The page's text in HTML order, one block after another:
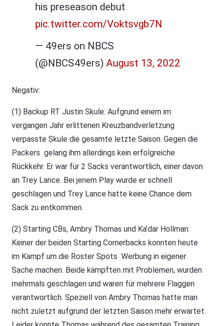
his preseason debut
pic.twitter.com/Voktsvgb7N
— 49ers on NBCS
(@NBCS49ers) August 13, 2022
Negativ:
(1) Backup RT Justin Skule: Aufgrund einem im
vergangen Jahr erlittenen Kreuzbandverletzung
verpasste Skule die gesamte letzte Saison. Gegen die
Packers gelang ihm allerdings kein erfolgreiche
Rückkehr. Er war für 2 Sacks verantwortlich, einer davon
an Trey Lance. Bei jenem Play wurde er schnell
geschlagen und Trey Lance hatte keine Chance dem
Sack zu entkommen.
(2) Starting CBs, Ambry Thomas und Ka’dar Hollman:
Keiner der beiden Starting Cornerbacks konnten heute
im Kampf um die Roster Spots Werbung in eigener
Sache machen. Beide kämpften mit Problemen, wurden
mehrmals geschlagen und waren für mehrere Flaggen
verantwortlich. Speziell von Ambry Thomas hatte man
nicht zuletzt aufgrund der letzten Saison mehr erwartet.